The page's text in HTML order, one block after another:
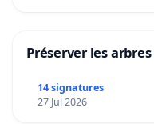
Préserver les
14 signatures
27 Jul 2026